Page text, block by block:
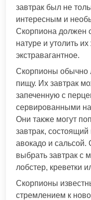
завтрак был не
интересным и
Скорпиона должен
натуре и утолить
экстравагантное.
Скорпионы обычно
пищу. Их завтрак
запеченную с
сервированными на
Они также могут
завтрак,
авокадо и сальсой.
выбрать завтрак с
лобстер, креветки
Скорпионы
стремлением к